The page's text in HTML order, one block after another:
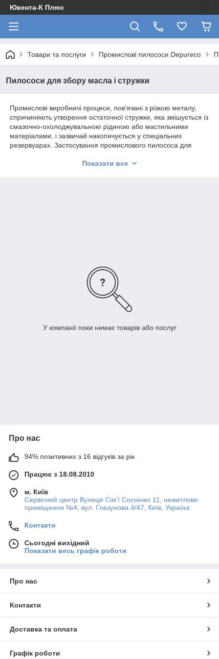
Ювента-К Плюс
Товари та послуги Промислові пилососи Depureco
Пилососи для збору масла і стружки
Промислові виробничі процеси, пов'язані з різкою металу,
спричиняють утворення остаточної стружки, яка змішується із
смазочно-охолоджувальною рідиною або мастильними
матеріалами, і зазвичай накопичується у спеціальних
резервуарах. Застосування промислового пилососа для
металевої стружки дозволяє ефективно відновлювати
Показати все
У компанії поки немає товарів або послуг
Про нас
94% позитивних з 16 відгуків за рік
Працює з 18.08.2010
м. Київ
Сервісний центр Вулиця Сім'ї Сосніних 11, нежитлове
приміщення №4; вул. Глазунова 4/47, Київ, Україна
Контакти
Сьогодні вихідний
Показати весь графік роботи
Про нас
Контакти
Доставка та оплата
Графік роботи